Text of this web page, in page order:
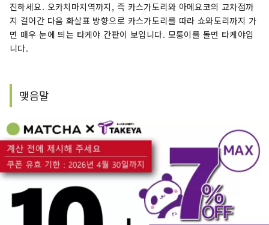
진하세요. 오카치마치역까지, 즉 카스가도리와 아메요코의 교차점까
지 걸어간 다음 화살표 방향으로 카스가도리를 따라 쇼와도리까지 가
면 매우 눈에 띄는 타케야 간판이 보입니다. 모퉁이를 돌면 타케야입
니다.
맺음말